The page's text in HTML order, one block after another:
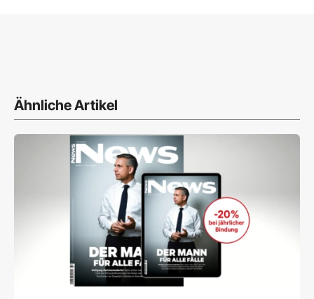
Ähnliche Artikel